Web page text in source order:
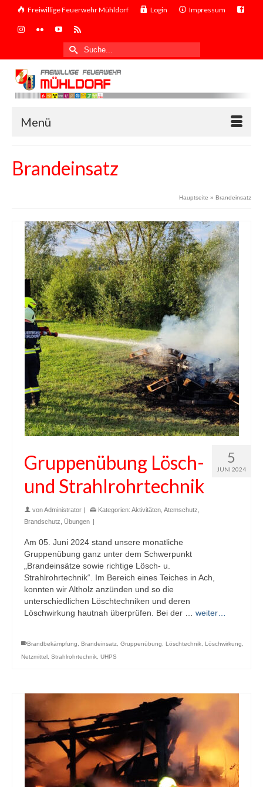
Freiwillige Feuerwehr Mühldorf Login Impressum
Suche
nach:
Menü
Brandeinsatz
Hauptseite » Brandeinsatz
5
JUNI 2024
Gruppenübung Lösch-
und Strahlrohrtechnik
vonAdministrator | Kategorien: Aktivitäten Atemschutz
Brandschutz
Übungen |
Am 05. Juni 2024 stand unsere monatliche
Gruppenübung ganz unter dem Schwerpunkt
„Brandeinsätze sowie richtige Lösch- u.
Strahlrohrtechnik“. Im Bereich eines Teiches in Ach,
konnten wir Altholz anzünden und so die
unterschiedlichen Löschtechniken und deren
Löschwirkung hautnah überprüfen. Bei der … weiter…
Brandbekämpfung Brandeinsatz Gruppenübung Löschtechnik Löschwirkung
Netzmittel Strahlrohrtechnik UHPS